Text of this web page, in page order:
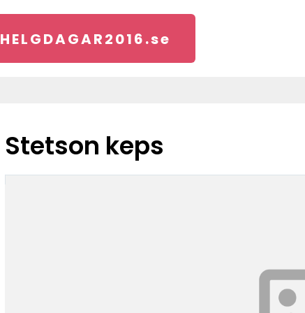
HELGDAGAR2016.se
stetson keps